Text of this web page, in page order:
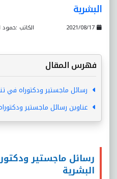
البشرية
الكاتب
فهرس المقال
رسائل ماجستير ودكتوراه في
عناوين رسائل ماجستير
رسائل ماجستير
البشرية